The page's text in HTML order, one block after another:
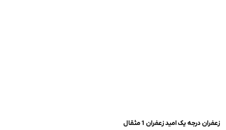
زعفران درجه یک امید زعفران 1 مثقال